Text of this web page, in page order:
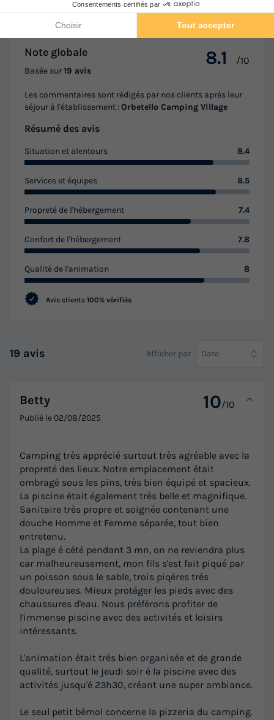
Campings.fr
Note globale
Basée sur19 avis
8.1 /10
Les commentaires sont rédigés par nos clients après leur
séjour à l'établissement :Orbetello Camping Village
Résumé des avis
Situation et alentours 8.4
Services et équipes 8.5
Propreté de l'hébergement 7.4
Confort de l'hébergement 7.8
Qualité de l'animation 8
Avis clients 100% vérifiés
19 avis Afficher par Date
Betty 10/10
Publié le02/08/2025
Camping très apprécié surtout très agréable avec la
propreté des lieux. Notre emplacement était
ombragé sous les pins, très bien équipé et spacieux.
La piscine était également très belle et magnifique.
Sanitaire très propre et soignée contenant une
douche Homme et Femme séparée, tout bien
entretenu.
La plage é cété pendant 3 mn, on ne reviendra plus
car malheureusement, mon fils s'est fait piqué par
un poisson sous le sable, trois piqéres très
douloureuses. Mieux protéger les pieds avec des
chaussures d'eau. Nous préférons profiter de
l'immense piscine avec des activités et loisirs
intéressants.
L'animation était très bien organisée et de grande
qualité, surtout le jeudi soir é la piscine avec des
activités jusqu'é 23h30, créant une super ambiance.
Le seul petit bémol concerne la pizzeria du camping.